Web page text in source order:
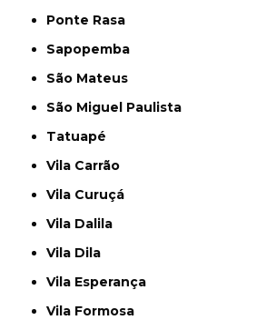
Ponte Rasa
Sapopemba
São Mateus
São Miguel Paulista
Tatuapé
Vila Carrão
Vila Curuçá
Vila Dalila
Vila Dila
Vila Esperança
Vila Formosa